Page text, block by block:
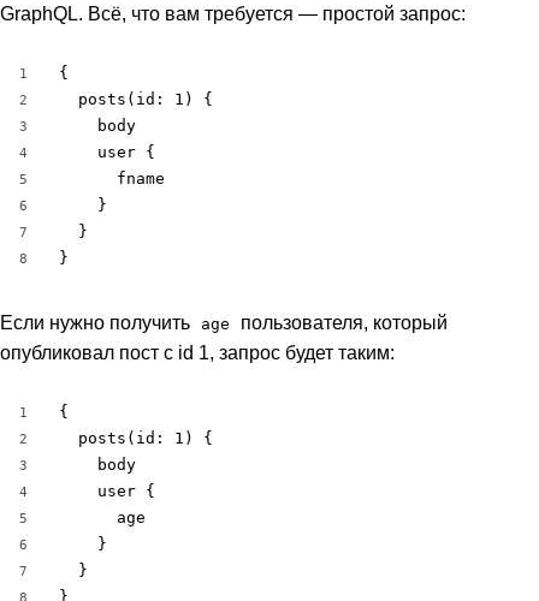
GraphQL. Всё, что вам требуется — простой запрос:
1
2
3
4
5
6
7
8
{
  posts(id: 1) {
    body
    user {
      fname
    }
  }
}
Если нужно получить age
пользователя, который
опубликовал пост с id 1, запрос будет таким:
1
2
3
4
5
6
7
{
  posts(id: 1) {
    body
    user {
      age
    }
  }
}